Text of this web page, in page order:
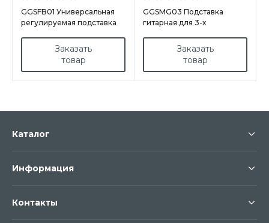
GGSFB01 Универсальная
регулируемая подставка
Заказать
товар
GGSMG03 Подставка
гитарная для 3-х
Заказать
товар
Каталог
Информация
Контакты